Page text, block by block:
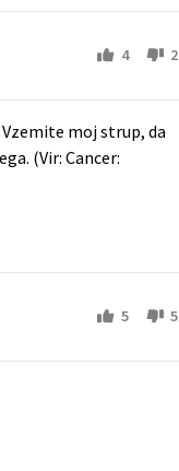
4 2
moj strup, da
(Vir: Cancer:
5 5